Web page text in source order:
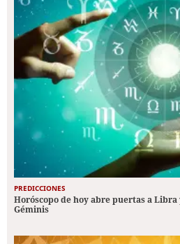
PREDICCIONES
Horóscopo de hoy abre puertas a
Géminis